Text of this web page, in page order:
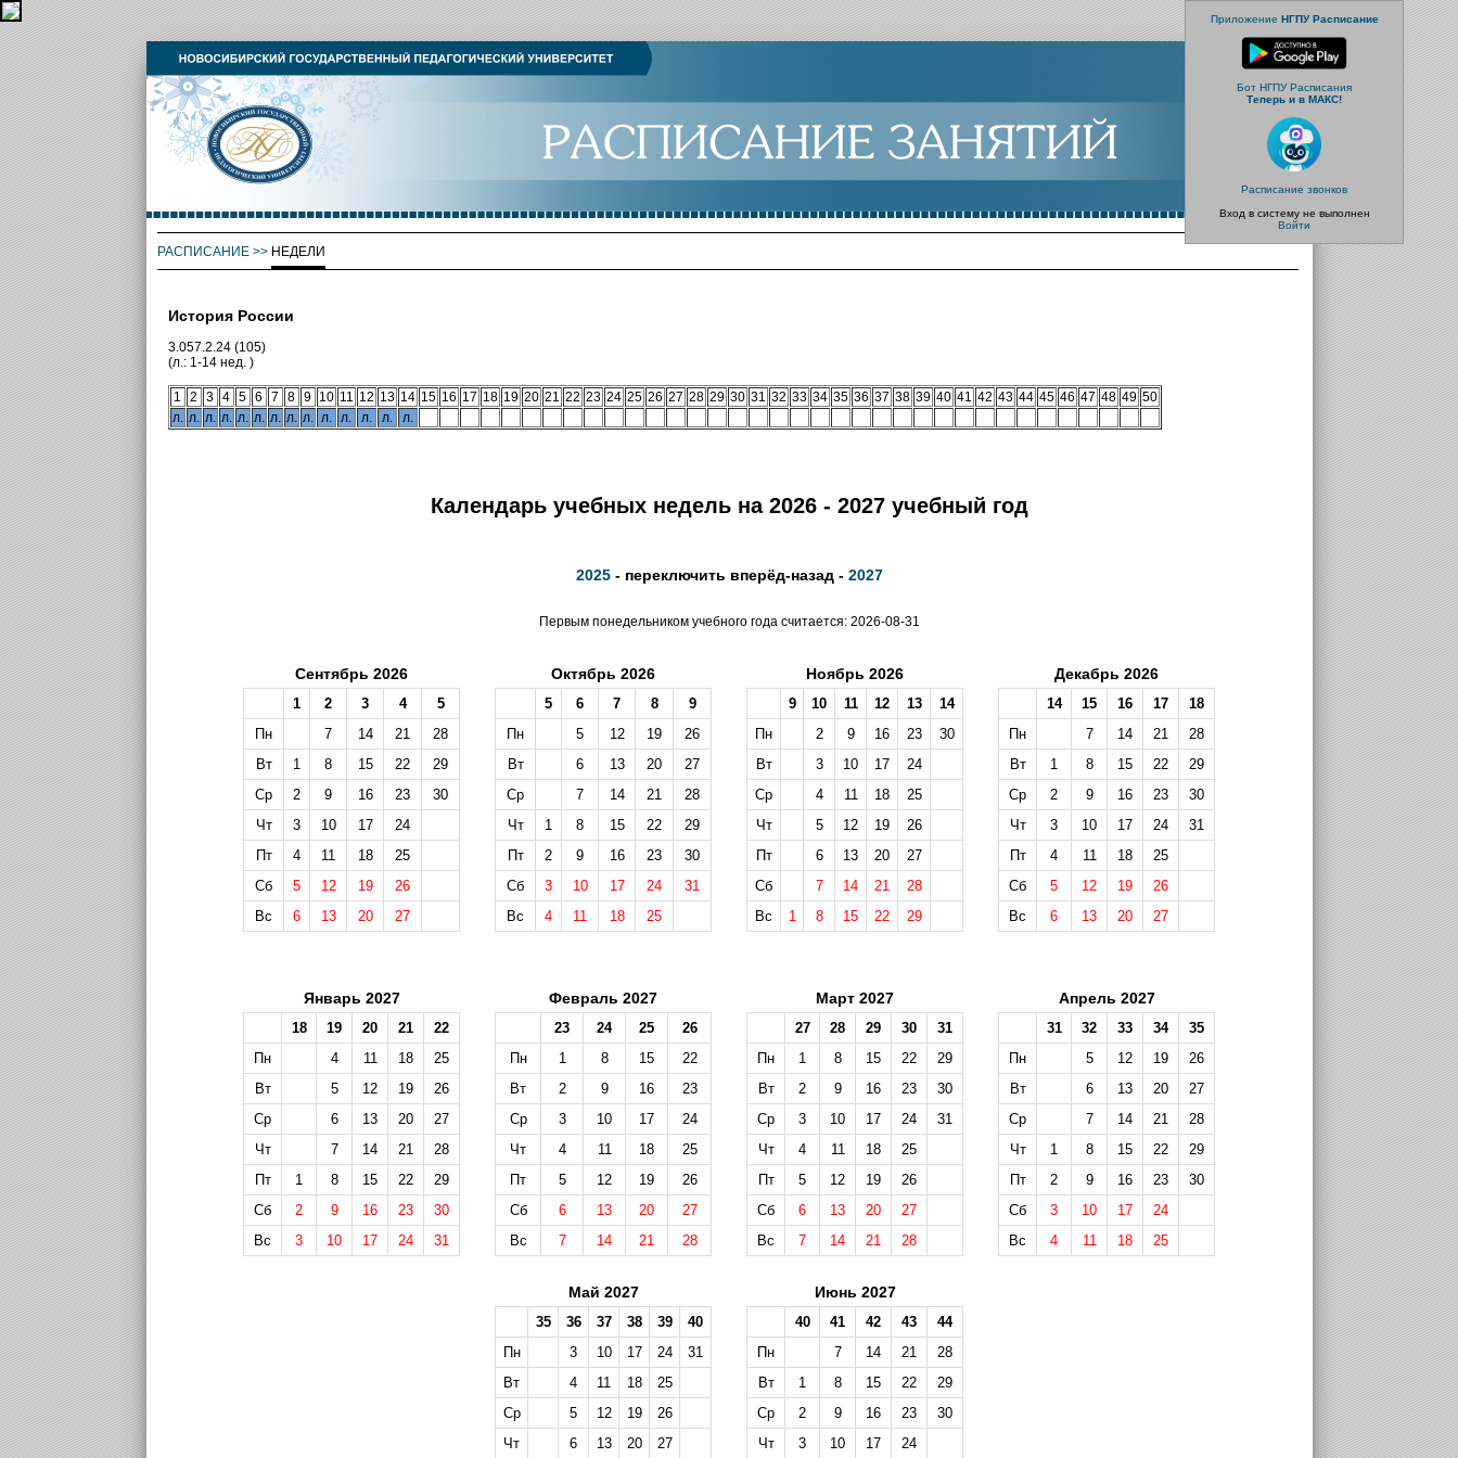
Приложение НГПУ Расписание
Бот НГПУ Расписания
Теперь и в МАКС!
Расписание звонков
Вход в систему не выполнен
Войти
РАСПИСАНИЕ>> НЕДЕЛИ
История России
3.057.2.24 (105)
(л.: 1-14 нед. )
1 2 3 4 5 6 7 8 9 10 11 12 13 14 15 16 17 18 19 20 21 22 23 24 25 26 27 28 29 30 31 32 33 34 35 36 37 38 39 40 41 42 43 44 45 46 47 48 49 50
л. л. л. л. л. л. л. л. л. л. л. л. л. л.
Календарь учебных недель на 2026 - 2027 учебный год
2025- переключить вперёд-назад - 2027
Первым понедельником учебного года считается: 2026-08-31
Сентябрь 2026
1 2 3 4
5
Пн
7 14 21
28
Вт
1 8 15 22
29
Ср
2 9 16 23
30
Чт
3 10 17
24
Пт
4 11 18
25
Сб
5 12 19
26
Вс
6 13 20 27
Октябрь 2026
5 6 7 8
9
Пн
5 12 19
26
Вт
6 13 20
27
Ср
7 14 21
28
Чт
1 8 15 22
29
Пт
2 9 16 23
30
Сб
3 10 17 24
31
Вс
4 11 18 25
Ноябрь 2026
9 10 11 12 13
14
Пн
2 9 16 23
30
Вт
3 10 17
24
Ср
4 11 18
25
Чт
5 12 19
26
Пт
6 13 20
27
Сб
7 14 21
28
Вс
1 8 15 22 29
Декабрь 2026
14 15 16 17
18
Пн
7 14 21
28
Вт
1 8 15 22
29
Ср
2 9 16 23
30
Чт
3 10 17 24
31
Пт
4 11 18
25
Сб
5 12 19
26
Вс
6 13 20 27
Январь 2027
18 19 20 21
22
Пн
4 11 18
25
Вт
5 12 19
26
Ср
6 13 20
27
Чт
7 14 21
28
Пт
1 8 15 22
29
Сб
2 9 16 23
30
Вс
3 10 17 24 31
Февраль 2027
23 24 25
26
Пн
1 8 15
22
Вт
2 9 16
23
Ср
3 10 17
24
Чт
4 11 18
25
Пт
5 12 19
26
Сб
6 13 20
27
Вс
7 14 21 28
Март 2027
27 28 29 30
31
Пн
1 8 15 22
29
Вт
2 9 16 23
30
Ср
3 10 17 24
31
Чт
4 11 18
25
Пт
5 12 19
26
Сб
6 13 20
27
Вс
7 14 21 28
Апрель 2027
31 32 33 34
35
Пн
5 12 19
26
Вт
6 13 20
27
Ср
7 14 21
28
Чт
1 8 15 22
29
Пт
2 9 16 23
30
Сб
3 10 17
24
Вс
4 11 18 25
Май 2027
35 36 37 38 39
40
Пн
3 10 17 24
31
Вт
4 11 18
25
Ср
5 12 19
26
Чт
6 13 20 27
Июнь 2027
40 41 42 43
44
Пн
7 14 21
28
Вт
1 8 15 22
29
Ср
2 9 16 23
30
Чт
3 10 17 24